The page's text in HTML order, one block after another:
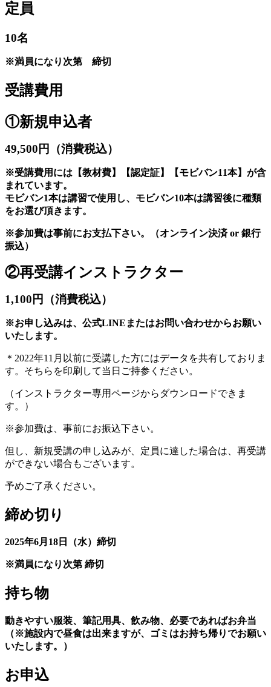
定員
10名
※満員になり次第 締切
受講費用
①新規申込者
49,500円（消費税込）
※受講費用には【教材費】【認定証】【モビバン11本】が含
まれています。
モビバン1本は講習で使用し、モビバン10本は講習後に種類
をお選び頂きます。
※参加費は事前にお支払下さい。（オンライン決済 or 銀行
振込）
②再受講インストラクター
1,100円（消費税込）
※お申し込みは、公式LINEまたはお問い合わせからお願い
いたします。
＊2022年11月以前に受講した方にはデータを共有しておりま
す。そちらを印刷して当日ご持参ください。
（インストラクター専用ページからダウンロードできま
す。）
※参加費は、事前にお振込下さい。
但し、新規受講の申し込みが、 定員に達した場合は、 再受講
ができない場合もございます。
予めご了承ください。
締め切り
2025年6月18日（水）締切
※満員になり次第 締切
持ち物
動きやすい服装、筆記用具、飲み物、必要であればお弁当
（※施設内で昼食は出来ますが、ゴミはお持ち帰りでお願い
いたします。）
お申込